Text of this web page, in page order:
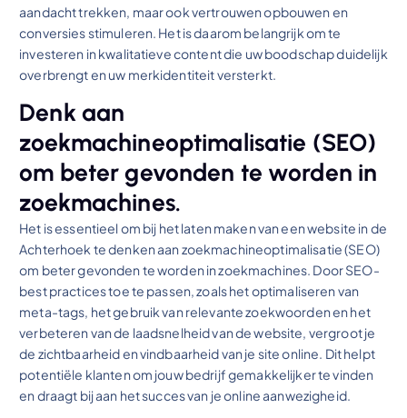
aandacht trekken, maar ook vertrouwen opbouwen en
conversies stimuleren. Het is daarom belangrijk om te
investeren in kwalitatieve content die uw boodschap duidelijk
overbrengt en uw merkidentiteit versterkt.
Denk aan
zoekmachineoptimalisatie (SEO)
om beter gevonden te worden in
zoekmachines.
Het is essentieel om bij het laten maken van een website in de
Achterhoek te denken aan zoekmachineoptimalisatie (SEO)
om beter gevonden te worden in zoekmachines. Door SEO-
best practices toe te passen, zoals het optimaliseren van
meta-tags, het gebruik van relevante zoekwoorden en het
verbeteren van de laadsnelheid van de website, vergroot je
de zichtbaarheid en vindbaarheid van je site online. Dit helpt
potentiële klanten om jouw bedrijf gemakkelijker te vinden
en draagt bij aan het succes van je online aanwezigheid.